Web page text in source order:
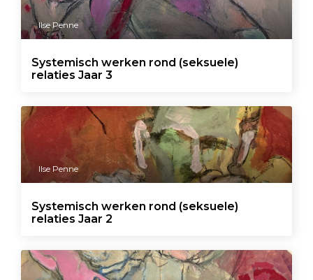
Ilse Penne
Systemisch werken rond (seksuele)
relaties Jaar 3
Ilse Penne
Systemisch werken rond (seksuele)
relaties Jaar 2